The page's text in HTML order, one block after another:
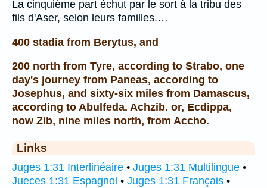
La cinquième part échut par le sort à la tribu des
fils d'Aser, selon leurs familles.…
400 stadia from Berytus, and
200 north from Tyre, according to Strabo, one
day's journey from Paneas, according to
Josephus, and sixty-six miles from Damascus,
according to Abulfeda. Achzib. or, Ecdippa,
now Zib, nine miles north, from Accho.
Links
Juges 1:31 Interlinéaire • Juges 1:31 Multilingue •
Jueces 1:31 Espagnol • Juges 1:31 Français •